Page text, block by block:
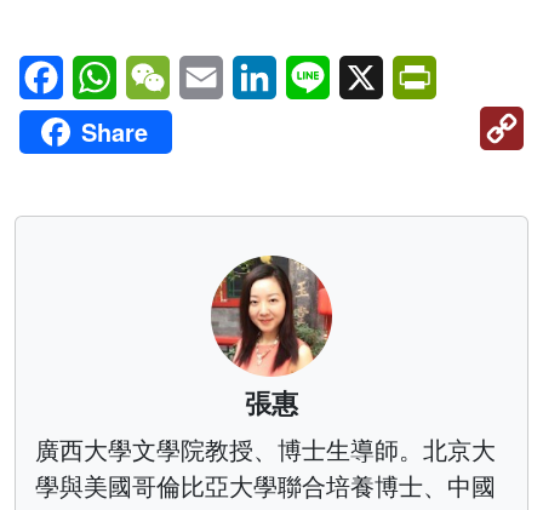
FacebookWhatsAppWeChatEmail LinkedInLine X
Share
張惠
廣西大學文學院教授、博士生導師。北京大
學與美國哥倫比亞大學聯合培養博士、中國